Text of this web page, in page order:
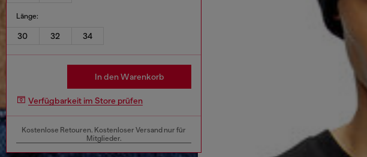
Länge:
30 32 34
In den Warenkorb
Verfügbarkeit im Store prüfen
Kostenlose Retouren. Kostenloser Versand nur für
Mitglieder.